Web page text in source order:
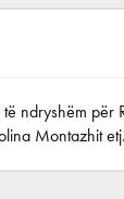
ndryshëm për
Montazhit etj.